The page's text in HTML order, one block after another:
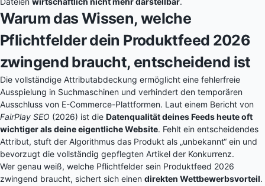
Warum das Wissen, welche
Pflichtfelder dein Produktfeed 2026
zwingend braucht, entscheidend ist
Die vollständige Attributabdeckung ermöglicht eine fehlerfreie
Ausspielung in Suchmaschinen und verhindert den temporären
Ausschluss von E-Commerce-Plattformen. Laut einem Bericht von
FairPlay SEO (2026) ist die Datenqualität deines Feeds heute oft
wichtiger als deine eigentliche Website. Fehlt ein entscheidendes
Attribut, stuft der Algorithmus das Produkt als „unbekannt“ ein und
bevorzugt die vollständig gepflegten Artikel der Konkurrenz.
Wer genau weiß, welche Pflichtfelder sein Produktfeed 2026
zwingend braucht, sichert sich einen direkten Wettbewerbsvorteil.